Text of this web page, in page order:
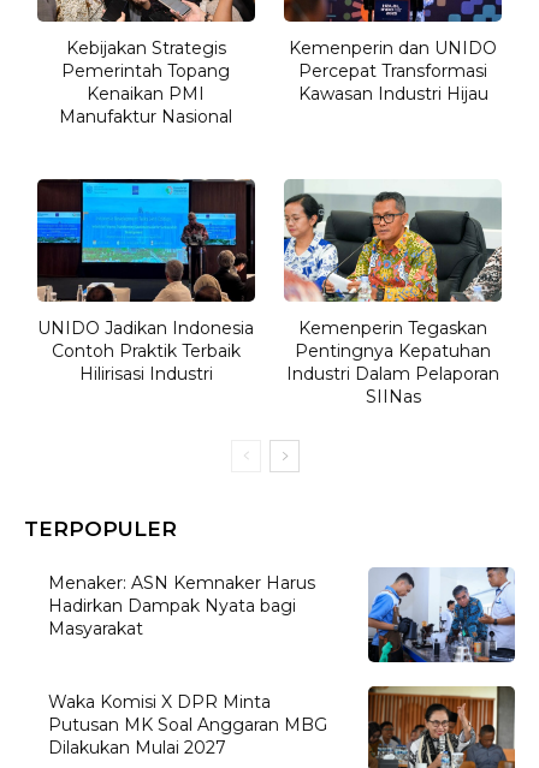
Kebijakan Strategis
Pemerintah Topang
Kenaikan PMI
Manufaktur Nasional
Kemenperin dan UNIDO
Percepat Transformasi
Kawasan Industri Hijau
UNIDO Jadikan Indonesia
Contoh Praktik Terbaik
Hilirisasi Industri
Kemenperin Tegaskan
Pentingnya Kepatuhan
Industri Dalam Pelaporan
SIINas
TERPOPULER
Menaker: ASN Kemnaker Harus
Hadirkan Dampak Nyata bagi
Masyarakat
Waka Komisi X DPR Minta
Putusan MK Soal Anggaran MBG
Dilakukan Mulai 2027